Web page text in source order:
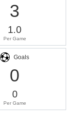
3
1.0
Per Game
Goals
0
0
Per Game